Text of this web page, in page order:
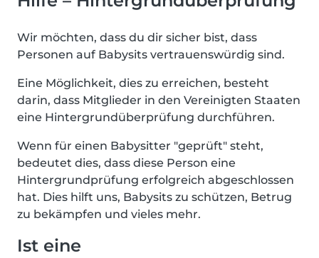
Wir möchten, dass du dir sicher bist, dass
Personen auf Babysits vertrauenswürdig sind.
Eine Möglichkeit, dies zu erreichen, besteht
darin, dass Mitglieder in den Vereinigten Staaten
eine Hintergrundüberprüfung durchführen.
Wenn für einen Babysitter "geprüft" steht,
bedeutet dies, dass diese Person eine
Hintergrundprüfung erfolgreich abgeschlossen
hat. Dies hilft uns, Babysits zu schützen, Betrug
zu bekämpfen und vieles mehr.
Ist eine